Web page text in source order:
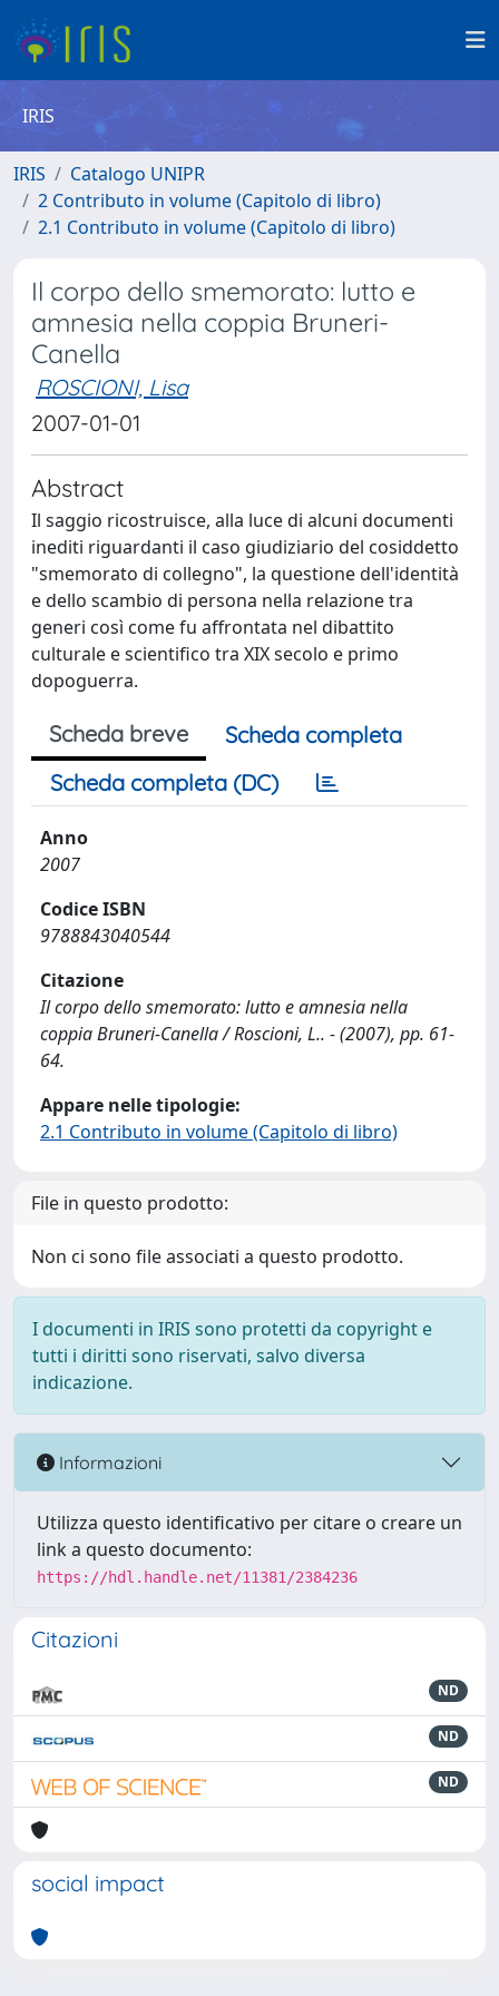
IRIS
IRIS
Catalogo UNIPR
2 Contributo in volume (Capitolo di libro)
2.1 Contributo in volume (Capitolo di libro)
Il corpo dello smemorato: lutto e
amnesia nella coppia Bruneri-
Canella
ROSCIONI, Lisa
2007-01-01
Abstract
Il saggio ricostruisce, alla luce di alcuni documenti
inediti riguardanti il caso giudiziario del cosiddetto
"smemorato di collegno", la questione dell'identità
e dello scambio di persona nella relazione tra
generi così come fu affrontata nel dibattito
culturale e scientifico tra XIX secolo e primo
dopoguerra.
Scheda breve
Scheda completa
Scheda completa (DC)
Anno
2007
Codice ISBN
9788843040544
Citazione
Il corpo dello smemorato: lutto e amnesia nella
coppia Bruneri-Canella / Roscioni, L.. - (2007), pp. 61-
64.
Appare nelle tipologie:
2.1 Contributo in volume (Capitolo di libro)
File in questo prodotto:
Non ci sono file associati a questo prodotto.
I documenti in IRIS sono protetti da copyright e
tutti i diritti sono riservati, salvo diversa
indicazione.
Informazioni
Utilizza questo identificativo per citare o creare un
link a questo documento:
https://hdl.handle.net/11381/2384236
Citazioni
ND
ND
ND
social impact